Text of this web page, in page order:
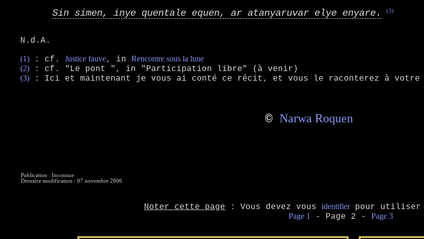
Sin simen, inye quentale equen, ar atanyaruvar elye enyare. (3)
N.d.A.
(1) : cf.Justice fauve, inRencontre sous la lune
(2) : cf. "Le pont ", in "Participation libre" (à venir)
(3) : Ici et maintenant je vous ai conté ce récit, et vous le raconterez à votre
© Narwa Roquen
Publication : Inconnue
Dernière modification : 07 novembre 2006
Noter cette page : Vous devez vous identifierpour utiliser
Page 1 - Page 2 - Page 3